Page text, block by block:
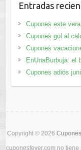
Entradas
Cupones este
Cupones gol al
Cupones
EnUnaBurbuja: el
Cupones adiós
Copyright © 2026
cuponesfever.com no